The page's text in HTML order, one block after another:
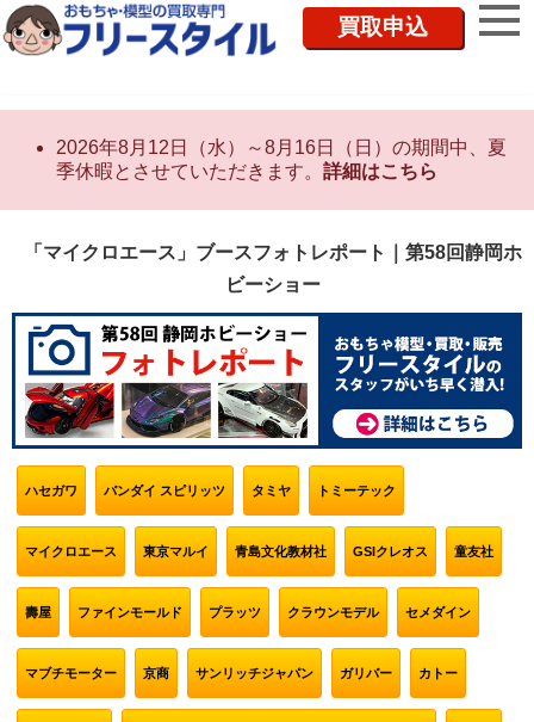
買取申込
2026年8月12日（水）～8月16日（日）の期間中、夏
季休暇とさせていただきます。 詳細はこちら
「マイクロエース」ブースフォトレポート｜第58回静岡ホ
ビーショー
ハセガワ バンダイ スピリッツ タミヤ トミーテック
マイクロエース 東京マルイ 青島文化教材社 GSIクレオス 童友社
壽屋 ファインモールド プラッツ クラウンモデル セメダイン
マブチモーター 京商 サンリッチジャパン ガリバー カトー